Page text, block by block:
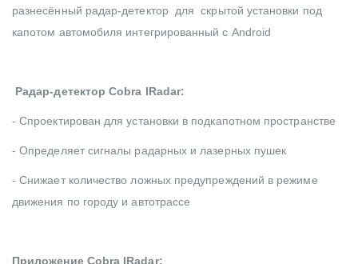
разнесённый радар-детектор для скрытой установки под
капотом автомобиля интегрированный с Android
Радар-детектор Cobra IRadar:
- Спроектирован для установки в подкапотном пространстве
- Определяет сигналы радарных и лазерных пушек
- Снижает количество ложных предупреждений в режиме
движения по городу и автотрассе
Приложение Cobra IRadar: